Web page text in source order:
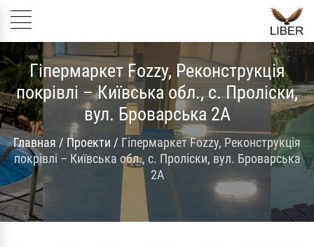
Гіпермаркет Fozzy, Реконструкція
покрівлі – Київська обл., с. Проліски,
вул. Броварська 2А
Главная / Проекти / Гіпермаркет Fozzy, Реконструкція
покрівлі – Київська обл., с. Проліски, вул. Броварська
2А